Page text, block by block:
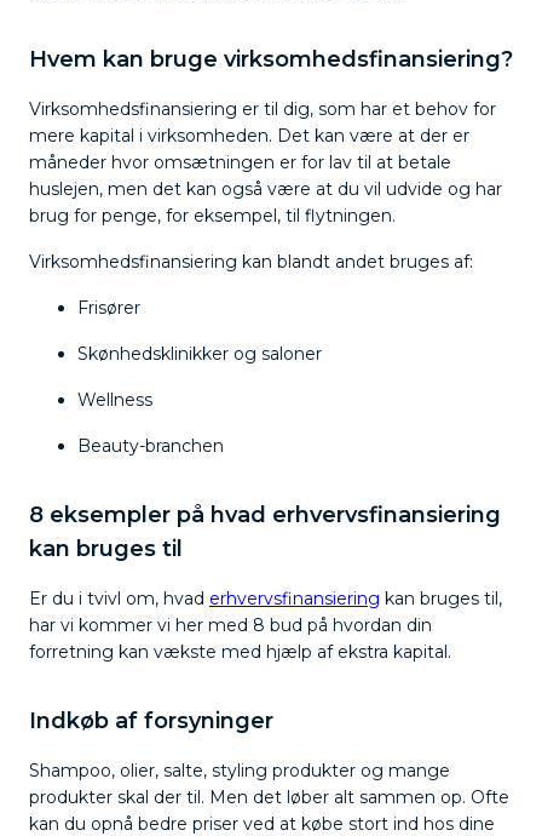
Hvem kan bruge virksomhedsfinansiering?
Virksomhedsfinansiering er til dig, som har et behov for
mere kapital i virksomheden. Det kan være at der er
måneder hvor omsætningen er for lav til at betale
huslejen, men det kan også være at du vil udvide og har
brug for penge, for eksempel, til flytningen.
Virksomhedsfinansiering kan blandt andet bruges af:
Frisører
Skønhedsklinikker og saloner
Wellness
Beauty-branchen
8 eksempler på hvad erhvervsfinansiering
kan bruges til
Er du i tvivl om, hvad erhvervsfinansiering kan bruges til,
har vi kommer vi her med 8 bud på hvordan din
forretning kan vækste med hjælp af ekstra kapital.
Indkøb af forsyninger
Shampoo, olier, salte, styling produkter og mange
produkter skal der til. Men det løber alt sammen op. Ofte
kan du opnå bedre priser ved at købe stort ind hos dine